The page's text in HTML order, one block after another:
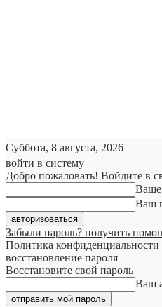
Суббота, 8 августа, 2026
войти в систему
Добро пожаловать! Войдите в
Ваше
Ваш
Забыли пароль? получить
Политика конфиденциальности
восстановление пароля
Восстановите свой пароль
Ваш